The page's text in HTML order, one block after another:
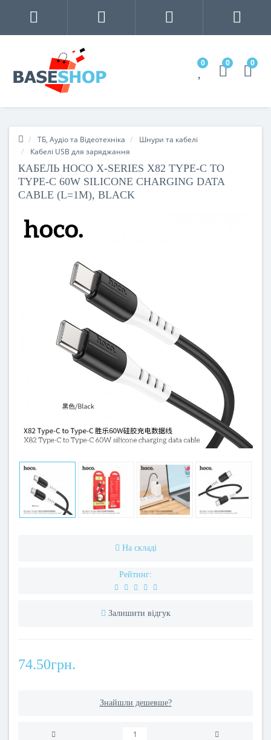
0 0 0
ТБ, Аудіо та Відеотехніка
Шнури та кабелі
Кабелі USB для заряджання
КАБЕЛЬ HOCO X-SERIES X82 TYPE-C TO
TYPE-C 60W SILICONE CHARGING DATA
CABLE (L=1M), BLACK
На складі
Рейтинг:
Залишити відгук
74.50грн.
Знайшли дешевше?